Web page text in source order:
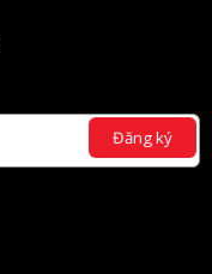
Đăng ký